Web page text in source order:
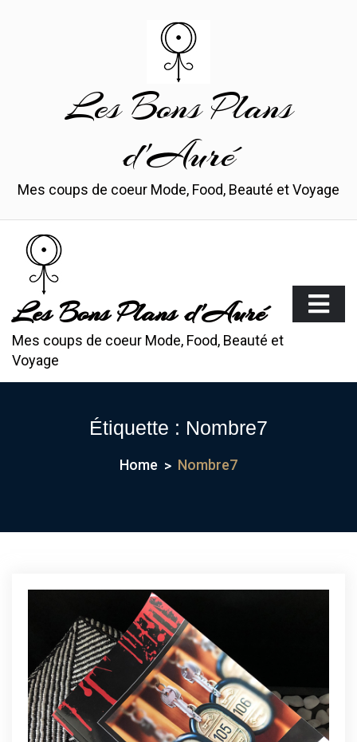
Les Bons Plans
d'Auré
Mes coups de coeur Mode, Food, Beauté et Voyage
Les Bons Plans d'Auré
Mes coups de coeur Mode, Food, Beauté et
Voyage
Étiquette : Nombre7
Home Nombre7